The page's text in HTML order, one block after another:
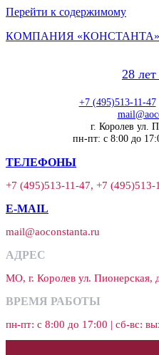
Перейти к содержимому
КОМПАНИЯ «КОНСТАНТА»
28
+7 (495)513-11-47|
г. Королев ул.
пн-пт: с 8:00 до
ТЕЛЕФОНЫ
+7 (495)513-11-47, +7 (495)513-
E-MAIL
mail@aoconstanta.ru
АДРЕС
МО, г. Королев ул. Пионерская,
ВРЕМЯ РАБОТЫ
пн-пт: с 8:00 до 17:00 | сб-вс: